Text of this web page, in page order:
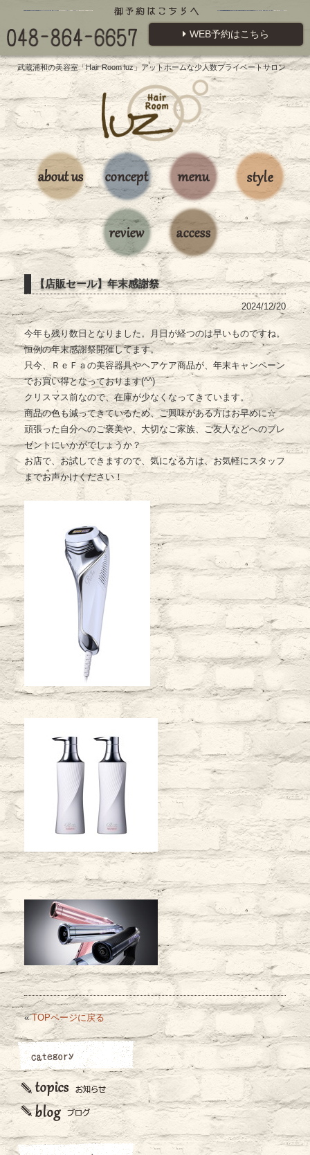
WEB予約はこちら
武蔵浦和の美容室「Hair Room luz」アットホームな少人数プライベートサロン
【店販セール】年末感謝祭
2024/12/20
今年も残り数日となりました。月日が経つのは早いものですね。
恒例の年末感謝祭開催してます。
只今、ＲｅＦａの美容器具やヘアケア商品が、年末キャンペーン
でお買い得となっております(^^)
クリスマス前なので、在庫が少なくなってきています。
商品の色も減ってきているため、ご興味がある方はお早めに☆
頑張った自分へのご褒美や、大切なご家族、ご友人などへのプレ
ゼントにいかがでしょうか？
お店で、お試しできますので、気になる方は、お気軽にスタッフ
までお声かけください！
«TOPページに戻る